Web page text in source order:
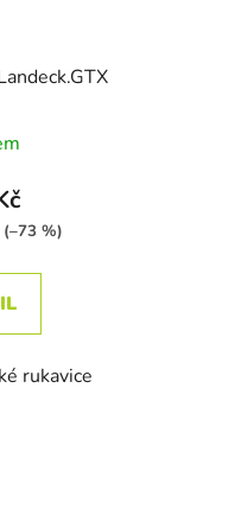
(–73 %)
rukavice